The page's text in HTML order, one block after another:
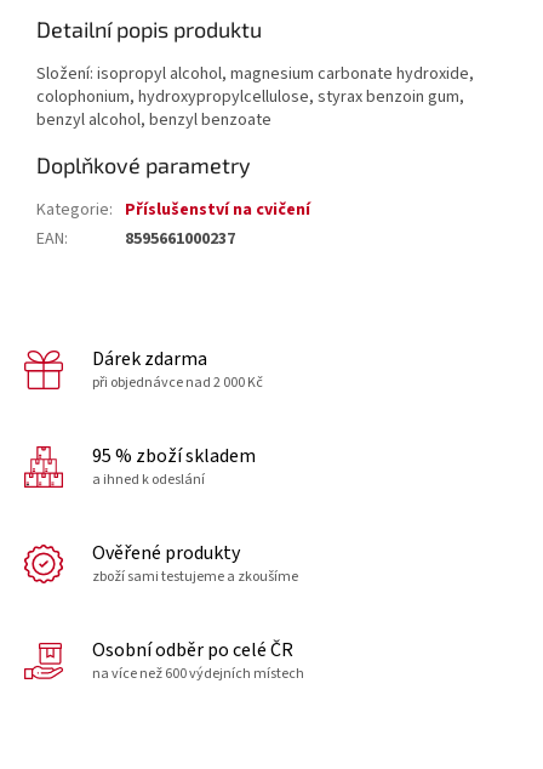
Detailní popis produktu
Složení: isopropyl alcohol, magnesium carbonate hydroxide,
colophonium, hydroxypropylcellulose, styrax benzoin gum,
benzyl alcohol, benzyl benzoate
Doplňkové parametry
Kategorie: Příslušenství na cvičení
EAN: 8595661000237
Dárek zdarma
při objednávce nad 2 000 Kč
95 % zboží skladem
a ihned k odeslání
Ověřené produkty
zboží sami testujeme a zkoušíme
Osobní odběr po celé ČR
na více než 600 výdejních místech